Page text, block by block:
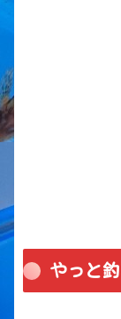
やっと